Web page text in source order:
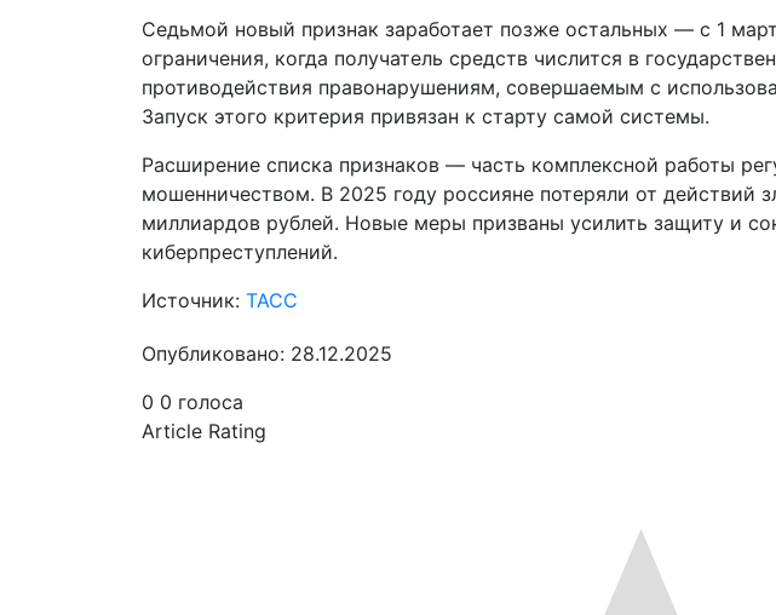
Седьмой новый признак заработает позже остальных — с 1
ограничения, когда получатель средств числится в
противодействия правонарушениям, совершаемым с
Запуск этого критерия привязан к старту самой системы.
Расширение списка признаков — часть комплексной работы
мошенничеством. В 2025 году россияне потеряли от действий
миллиардов рублей. Новые меры призваны усилить защиту и
киберпреступлений.
Источник: ТАСС
Опубликовано: 28.12.2025
0 0 голоса
Article Rating